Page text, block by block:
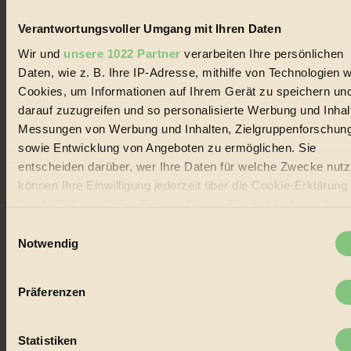
Verantwortungsvoller Umgang mit Ihren Daten
Wir und unsere 1022 Partner verarbeiten Ihre persönlichen
Daten, wie z. B. Ihre IP-Adresse, mithilfe von Technologien
Cookies, um Informationen auf Ihrem Gerät zu speichern
darauf zuzugreifen und so personalisierte Werbung und
Messungen von Werbung und Inhalten,
sowie Entwicklung von Angeboten zu ermöglichen. Sie
entscheiden darüber, wer Ihre Daten für welche Zwecke
können Ihre Einwilligung jederzeit über die Cookie-Erklärung
durch Klicken auf das Privacy Trigger Symbol ändern oder
Informationen über Ihre geografische Lage erfassen,
welche bis auf einige Meter genau sein können
Merkmalen (Fingerprinting) identifizieren
Notwendig
Präferenzen
Statistiken
Lebenswandel. Es ist eine moderne Plattform für Ideen, Menschen
und Produkte, ein Leitfaden im schnell wachsenden Markt des
Handels mit Bioprodukten, des Fair-Trade sowie der Branche
Social Media
22.601 Fans auf Facebook
3.415 Follower auf Twitter
Folge uns auf Instagram
Themen
Bio